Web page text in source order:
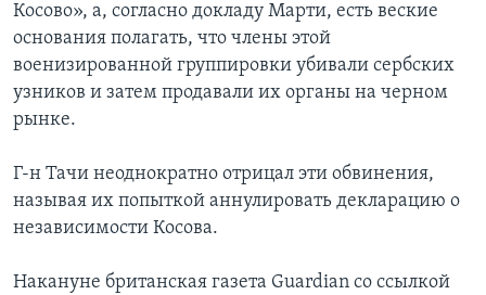
Косово», а, согласно докладу Марти, есть веские
основания полагать, что члены этой
военизированной группировки убивали сербских
узников и затем продавали их органы на черном
рынке.
Г-н Тачи неоднократно отрицал эти обвинения,
называя их попыткой аннулировать декларацию о
независимости Косова.
Накануне британская газета Guardian со ссылкой